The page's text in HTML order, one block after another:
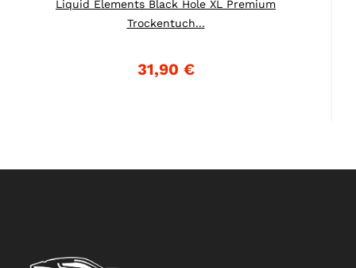
Liquid Elements Black Hole XL Premium
Trockentuch...
31,90 €